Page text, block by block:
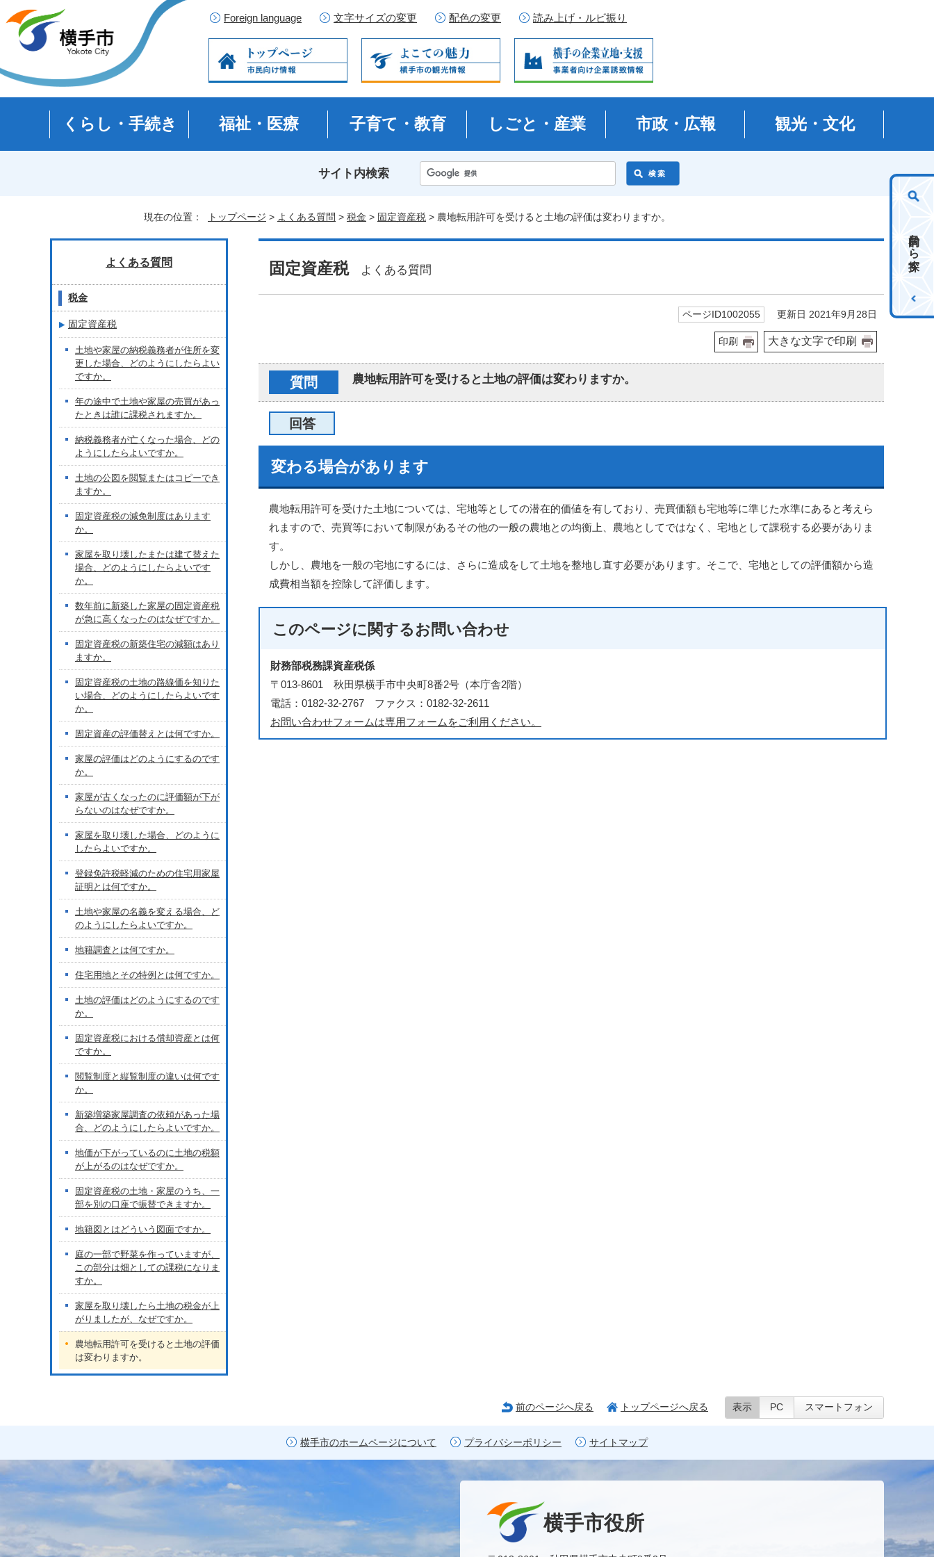
Foreign language 文字サイズの変更 配色の変更 読み上げ・ルビ振り
くらし・手続き 福祉・医療 子育て・教育 しごと・産業 市政・広報 観光・文化
サイト内検索
目的から探す
現在の位置： トップページ > よくある質問 > 税金 > 固定資産税 > 農地転用許可を受けると土地の評価は変わりますか。
固定資産税よくある質問
ページID1002055 更新日 2021年9月28日
印刷 大きな文字で印刷
質問 農地転用許可を受けると土地の評価は変わりますか。
回答
変わる場合があります
農地転用許可を受けた土地については、宅地等としての潜在的価値を有しており、売買価額も宅地等に準じた水準にあると考えら
れますので、売買等において制限があるその他の一般の農地との均衡上、農地としてではなく、宅地として課税する必要がありま
す。
しかし、農地を一般の宅地にするには、さらに造成をして土地を整地し直す必要があります。そこで、宅地としての評価額から造
成費相当額を控除して評価します。
このページに関するお問い合わせ
財務部税務課資産税係
〒013-8601 秋田県横手市中央町8番2号（本庁舎2階）
電話：0182-32-2767 ファクス：0182-32-2611
お問い合わせフォームは専用フォームをご利用ください。
よくある質問
税金
固定資産税
土地や家屋の納税義務者が住所を変
更した場合、どのようにしたらよい
ですか。
年の途中で土地や家屋の売買があっ
たときは誰に課税されますか。
納税義務者が亡くなった場合、どの
ようにしたらよいですか。
土地の公図を閲覧またはコピーでき
ますか。
固定資産税の減免制度はあります
か。
家屋を取り壊したまたは建て替えた
場合、どのようにしたらよいです
か。
数年前に新築した家屋の固定資産税
が急に高くなったのはなぜですか。
固定資産税の新築住宅の減額はあり
ますか。
固定資産税の土地の路線価を知りた
い場合、どのようにしたらよいです
か。
固定資産の評価替えとは何ですか。
家屋の評価はどのようにするのです
か。
家屋が古くなったのに評価額が下が
らないのはなぜですか。
家屋を取り壊した場合、どのように
したらよいですか。
登録免許税軽減のための住宅用家屋
証明とは何ですか。
土地や家屋の名義を変える場合、ど
のようにしたらよいですか。
地籍調査とは何ですか。
住宅用地とその特例とは何ですか。
土地の評価はどのようにするのです
か。
固定資産税における償却資産とは何
ですか。
閲覧制度と縦覧制度の違いは何です
か。
新築増築家屋調査の依頼があった場
合、どのようにしたらよいですか。
地価が下がっているのに土地の税額
が上がるのはなぜですか。
固定資産税の土地・家屋のうち、一
部を別の口座で振替できますか。
地籍図とはどういう図面ですか。
庭の一部で野菜を作っていますが、
この部分は畑としての課税になりま
すか。
家屋を取り壊したら土地の税金が上
がりましたが、なぜですか。
農地転用許可を受けると土地の評価
は変わりますか。
前のページへ戻る トップページへ戻る 表示 PC スマートフォン
横手市のホームページについて プライバシーポリシー サイトマップ
横手市役所